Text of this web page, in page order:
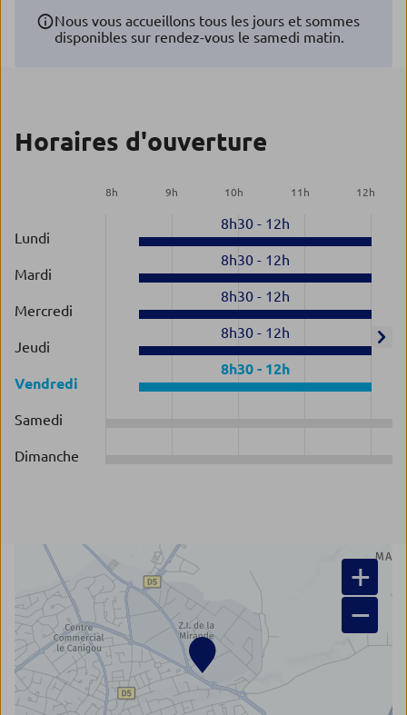
Nous vous accueillons tous les jours et sommes
disponibles sur rendez-vous le samedi matin.
Horaires d'ouverture
8h 9h 10h 11 h 12h
Lundi
8h30- 12h
Mardi
8h30- 12h
Mercredi
8h30- 12h
Jeudi
8h30- 12h
Vendredi
8h30- 12h
Samedi
Dimanche
+
−